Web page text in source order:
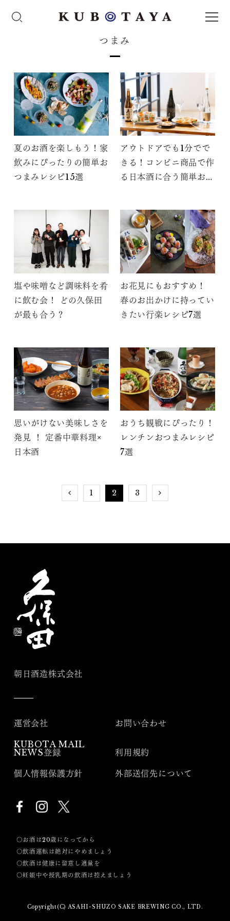
つまみ
夏のお酒を楽しもう！家
飲みにぴったりの簡単お
つまみレシピ15選
アウトドアでも1分でで
きる！コンビニ商品で作
る日本酒に合う簡単おつ
塩や味噌など調味料を肴
に飲む会！ どの久保田
が最も合う？
お花見にもおすすめ！
春のお出かけに持ってい
きたい行楽レシピ7選
思いがけない美味しさを
発見 ！ 定番中華料理×
日本酒
おうち観戦にぴったり！
レンチンおつまみレシピ
7選
1 2 3
朝日酒造株式会社
運営会社 お問い合わせ
KUBOTA MAIL
NEWS登録
利用規約
個人情報保護方針 外部送信先について
〇お酒は20歳になってから
〇飲酒運転は絶対にやめましょう
〇飲酒は健康に留意し適量を
〇妊娠中や授乳期の飲酒は控えましょう
Copyright(C) ASAHI-SHUZO SAKE BREWING CO., LTD.